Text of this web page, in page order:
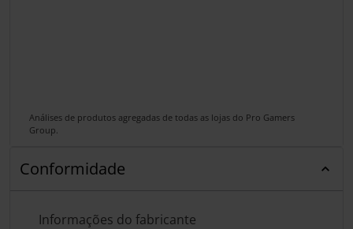
Análises de produtos agregadas de todas as lojas do Pro Gamers
Group.
Conformidade
Informações do fabricante